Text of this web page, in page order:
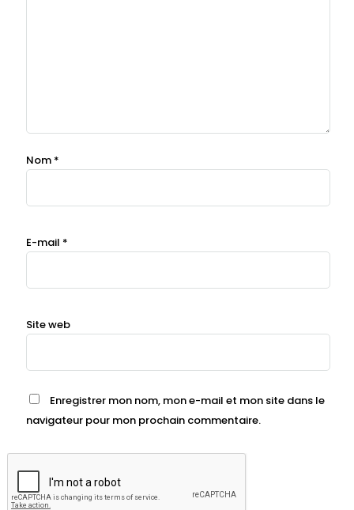
Nom *
E-mail *
Site web
Enregistrer mon nom, mon e-mail et mon site dans le
navigateur pour mon prochain commentaire.